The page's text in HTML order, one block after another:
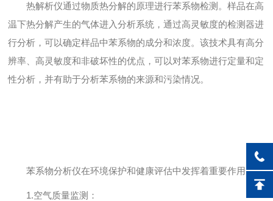
热解析仪通过物质热分解的原理进行苯系物检测。样品在高
温下热分解产生的气体进入分析系统，通过高灵敏度的检测器进
行分析，可以确定样品中苯系物的成分和浓度。该技术具有高分
辨率、高灵敏度和非破坏性的优点，可以对苯系物进行定量和定
性分析，并有助于分析苯系物的来源和污染情况。
苯系物分析仪在环境保护和健康评估中发挥着重要作用。
1.空气质量监测：